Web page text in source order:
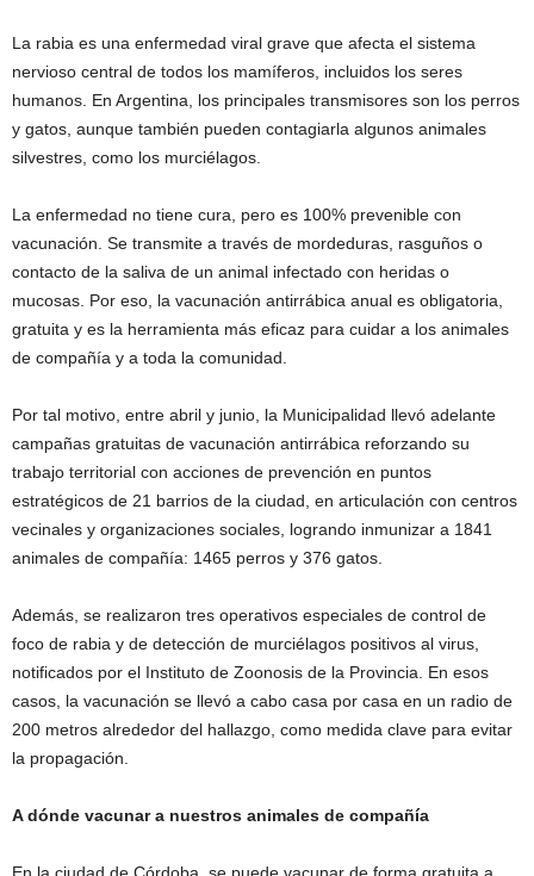
La rabia es una enfermedad viral grave que afecta el sistema
nervioso central de todos los mamíferos, incluidos los seres
humanos. En Argentina, los principales transmisores son los perros
y gatos, aunque también pueden contagiarla algunos animales
silvestres, como los murciélagos.
La enfermedad no tiene cura, pero es 100% prevenible con
vacunación. Se transmite a través de mordeduras, rasguños o
contacto de la saliva de un animal infectado con heridas o
mucosas. Por eso, la vacunación antirrábica anual es obligatoria,
gratuita y es la herramienta más eficaz para cuidar a los animales
de compañía y a toda la comunidad.
Por tal motivo, entre abril y junio, la Municipalidad llevó adelante
campañas gratuitas de vacunación antirrábica reforzando su
trabajo territorial con acciones de prevención en puntos
estratégicos de 21 barrios de la ciudad, en articulación con centros
vecinales y organizaciones sociales, logrando inmunizar a 1841
animales de compañía: 1465 perros y 376 gatos.
Además, se realizaron tres operativos especiales de control de
foco de rabia y de detección de murciélagos positivos al virus,
notificados por el Instituto de Zoonosis de la Provincia. En esos
casos, la vacunación se llevó a cabo casa por casa en un radio de
200 metros alrededor del hallazgo, como medida clave para evitar
la propagación.
A dónde vacunar a nuestros animales de compañía
En la ciudad de Córdoba, se puede vacunar de forma gratuita a